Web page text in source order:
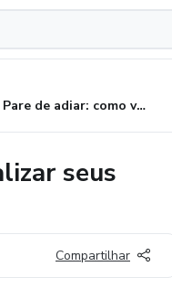
Pare de adiar: como vencer a procrastinação e realizar seus objetivos
seus
Compartilhar